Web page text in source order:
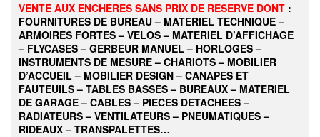
VENTE AUX ENCHERES SANS PRIX DE RESERVE DONT :
FOURNITURES DE BUREAU – MATERIEL TECHNIQUE –
ARMOIRES FORTES – VELOS – MATERIEL D’AFFICHAGE
– FLYCASES – GERBEUR MANUEL – HORLOGES –
INSTRUMENTS DE MESURE – CHARIOTS – MOBILIER
D’ACCUEIL – MOBILIER DESIGN – CANAPES ET
FAUTEUILS – TABLES BASSES – BUREAUX – MATERIEL
DE GARAGE – CABLES – PIECES DETACHEES –
RADIATEURS – VENTILATEURS – PNEUMATIQUES –
RIDEAUX – TRANSPALETTES…